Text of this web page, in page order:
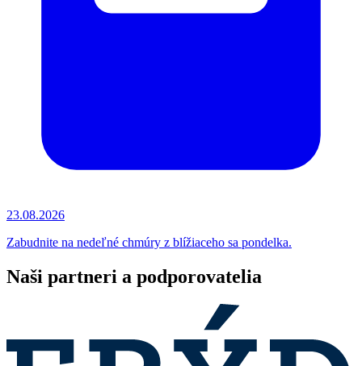
23.08.2026
Zabudnite na nedeľné chmúry z blížiaceho sa pondelka.
Naši partneri a podporovatelia